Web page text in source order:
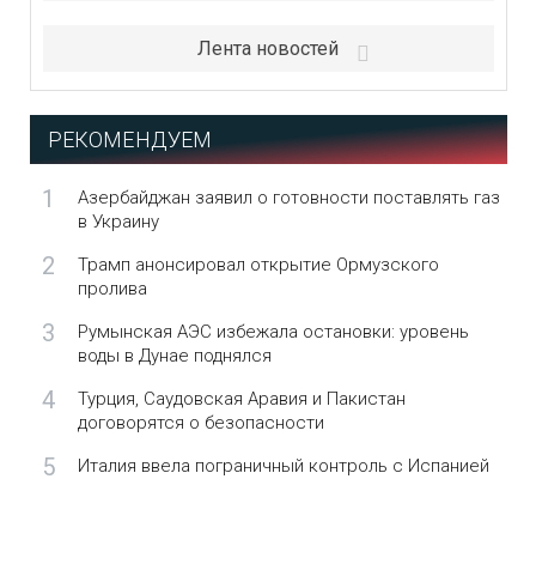
Лента новостей
РЕКОМЕНДУЕМ
1
Азербайджан заявил о готовности поставлять газ
в Украину
2
Трамп анонсировал открытие Ормузского
пролива
3
Румынская АЭС избежала остановки: уровень
воды в Дунае поднялся
4
Турция, Саудовская Аравия и Пакистан
договорятся о безопасности
5 Италия ввела пограничный контроль с Испанией